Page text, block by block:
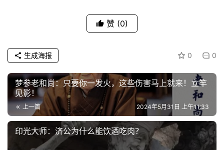
赞 (0)
0 0
生成海报
梦参老和尚：只要你一发火，这些伤害马上就来！立竿
见影！
上一篇 2024年5月31日 上午11:33
印光大师：济公为什么能饮酒吃肉？